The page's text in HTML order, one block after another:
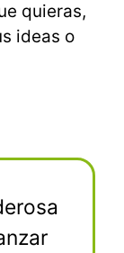
quieras,
ideas o